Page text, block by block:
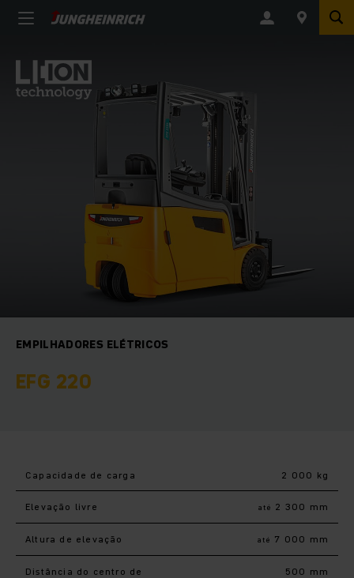
EMPILHADORES ELÉTRICOS
EFG 220
Capacidade de carga 2 000 kg
Elevação livre até 2 300 mm
Altura de elevação até 7 000 mm
Distância do centro de
500 mm